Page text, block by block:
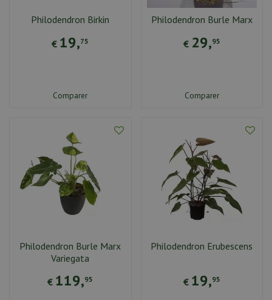
Philodendron Birkin
€ 19,75
Comparer
Philodendron Burle Marx
€ 29,95
Comparer
Philodendron Burle Marx
Variegata
€ 119,95
Philodendron Erubescens
€ 19,95